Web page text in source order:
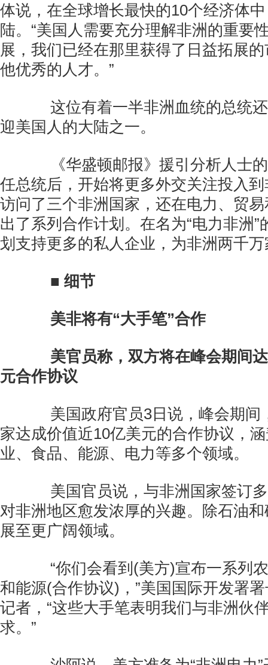
体说，在全球增长最快的10个经济体
陆。“美国人需要充分理解非洲的重要
展，我们已经在那里获得了日益拓展
他优秀的人才。”
这位有着一半非洲血统的总统还
迎美国人的大陆之一。
《华盛顿邮报》援引分析人士的
任总统后，开始将更多外交关注投入
访问了三个非洲国家，还在电力、贸
出了系列合作计划。在名为“电力非洲”
划支持更多的私人企业，为非洲两千
■ 细节
美非将有“大手笔”合作
美官员称，双方将在峰会期间
元合作协议
美国政府官员3日说，峰会期间
家达成价值近10亿美元的合作协议，
业、食品、能源、电力等多个领域。
美国官员说，与非洲国家签订多
对非洲地区愈发浓厚的兴趣。除石油
展至更广阔领域。
“你们会看到(美方)宣布一系列
和能源(合作协议)，”美国国际开发署
记者，“这些大手笔表明我们与非洲
求。”